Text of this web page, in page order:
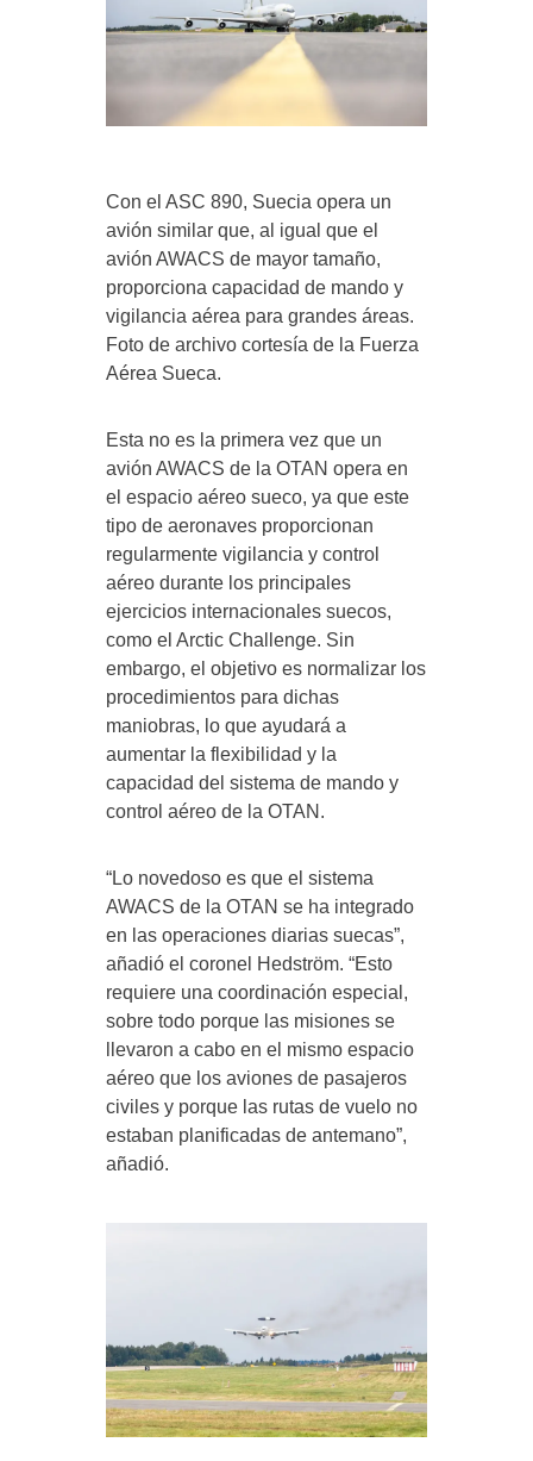
Con el ASC 890, Suecia opera un
avión similar que, al igual que el
avión AWACS de mayor tamaño,
proporciona capacidad de mando y
vigilancia aérea para grandes áreas.
Foto de archivo cortesía de la Fuerza
Aérea Sueca.
Esta no es la primera vez que un
avión AWACS de la OTAN opera en
el espacio aéreo sueco, ya que este
tipo de aeronaves proporcionan
regularmente vigilancia y control
aéreo durante los principales
ejercicios internacionales suecos,
como el Arctic Challenge. Sin
embargo, el objetivo es normalizar los
procedimientos para dichas
maniobras, lo que ayudará a
aumentar la flexibilidad y la
capacidad del sistema de mando y
control aéreo de la OTAN.
“Lo novedoso es que el sistema
AWACS de la OTAN se ha integrado
en las operaciones diarias suecas”,
añadió el coronel Hedström. “Esto
requiere una coordinación especial,
sobre todo porque las misiones se
llevaron a cabo en el mismo espacio
aéreo que los aviones de pasajeros
civiles y porque las rutas de vuelo no
estaban planificadas de antemano”,
añadió.